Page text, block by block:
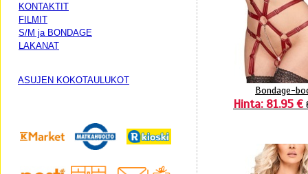
KONTAKTIT
FILMIT
S/M ja BONDAGE
LAKANAT
ASUJEN KOKOTAULUKOT
Bondage-
Hinta: 81.95 €